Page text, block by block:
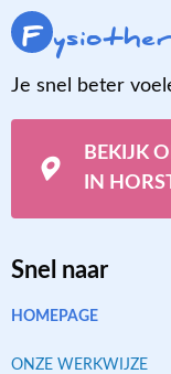
F
Je snel beter
BEKIJK
IN HORST
Snel naar
HOMEPAGE
ONZE WERKWIJZE